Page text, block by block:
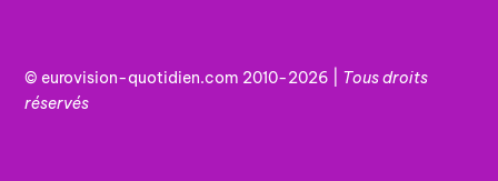
© eurovision-quotidien.com 2010-2026 | Tousdroits
réservés